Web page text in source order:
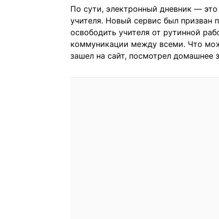
По сути, электронный дневник —
учителя. Новый сервис был призван
освободить учителя от рутинной
коммуникации между всеми. Что
зашел на сайт, посмотрел домашнее